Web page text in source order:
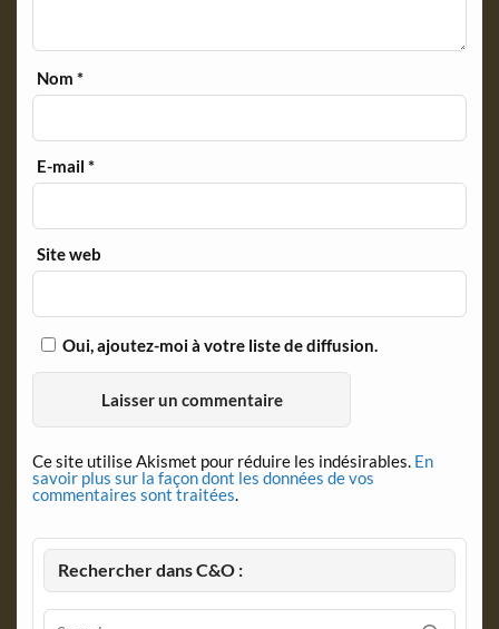
Nom*
E-mail*
Site web
Oui, ajoutez-moi à votre liste de diffusion.
Ce site utilise Akismet pour réduire les indésirables. En
savoir plus sur la façon dont les données de vos
commentaires sont traitées.
Rechercher dans C&O :